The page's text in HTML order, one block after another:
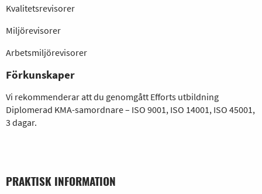
Kvalitetsrevisorer
Miljörevisorer
Arbetsmiljörevisorer
Förkunskaper
Vi rekommenderar att du genomgått Efforts utbildning
Diplomerad KMA-samordnare – ISO 9001, ISO 14001, ISO 45001,
3 dagar.
PRAKTISK INFORMATION